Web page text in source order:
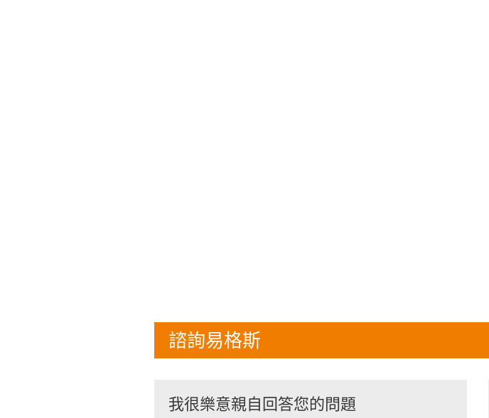
諮詢易格斯
我很樂意親自回答您的問題